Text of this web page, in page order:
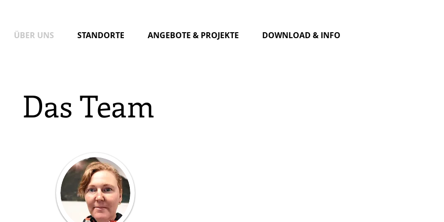
ÜBER UNS STANDORTE ANGEBOTE & PROJEKTE DOWNLOAD & INFO
Das Team